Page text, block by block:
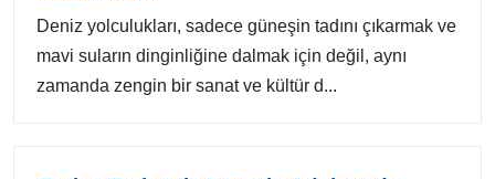
Deniz yolculukları, sadece güneşin tadını çıkarmak ve
mavi suların dinginliğine dalmak için değil, aynı
zamanda zengin bir sanat ve kültür d...